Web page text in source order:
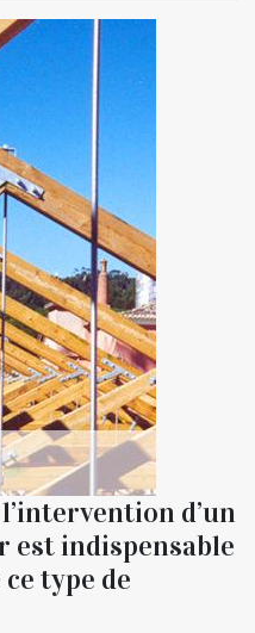
d’un
est indispensable
type de